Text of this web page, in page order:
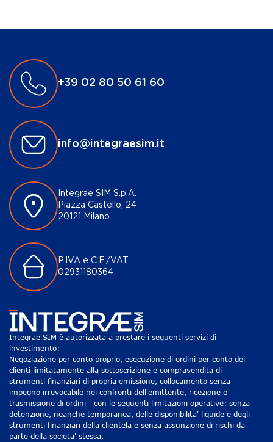
+39 02 80 50 61 60
info@integraesim.it
Integrae SIM S.p.A.
Piazza Castello, 24
20121 Milano
P.IVA e C.F./VAT
02931180364
Integrae SIM è autorizzata a prestare i seguenti servizi di
investimento:
Negoziazione per conto proprio, esecuzione di ordini per conto dei
clienti limitatamente alla sottoscrizione e compravendita di
strumenti finanziari di propria emissione, collocamento senza
impegno irrevocabile nei confronti dell'emittente, ricezione e
trasmissione di ordini - con le seguenti limitazioni operative: senza
detenzione, neanche temporanea, delle disponibilita' liquide e degli
strumenti finanziari della clientela e senza assunzione di rischi da
parte della societa' stessa.